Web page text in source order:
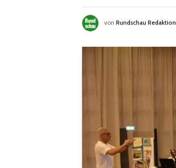
von Rundschau Redaktion